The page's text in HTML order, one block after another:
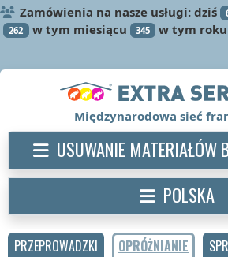
Zamówienia na nasze usługi: dziś
262 w tym miesiącu 345 w tym roku
PRZEPROWADZKI OPRÓŻNIANIE
Międzynarodowa sieć
USUWANIE MATERIAŁÓW
POLSKA